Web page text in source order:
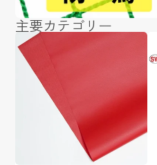
主要カテゴリー